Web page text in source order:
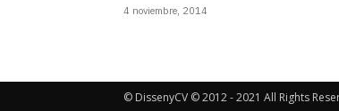
4 noviembre, 2014
© DissenyCV © 2012 - 2021 All Rights